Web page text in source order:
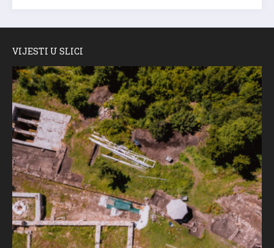
VIJESTI U SLICI